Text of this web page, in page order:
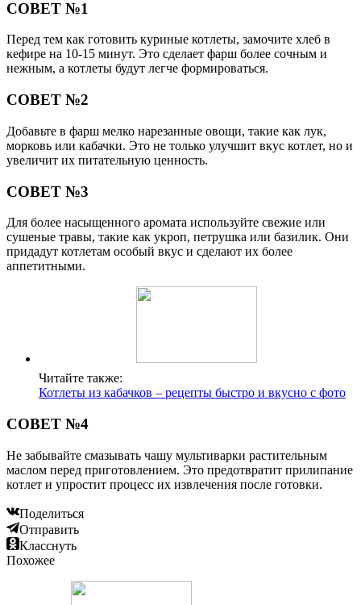
СОВЕТ №1
Перед тем как готовить куриные котлеты, замочите хлеб в
кефире на 10-15 минут. Это сделает фарш более сочным и
нежным, а котлеты будут легче формироваться.
СОВЕТ №2
Добавьте в фарш мелко нарезанные овощи, такие как лук,
морковь или кабачки. Это не только улучшит вкус котлет, но и
увеличит их питательную ценность.
СОВЕТ №3
Для более насыщенного аромата используйте свежие или
сушеные травы, такие как укроп, петрушка или базилик. Они
придадут котлетам особый вкус и сделают их более
аппетитными.
Читайте также:
Котлеты из кабачков – рецепты быстро и вкусно с фото
СОВЕТ №4
Не забывайте смазывать чашу мультиварки растительным
маслом перед приготовлением. Это предотвратит прилипание
котлет и упростит процесс их извлечения после готовки.
Поделиться
Отправить
Класснуть
Похожее